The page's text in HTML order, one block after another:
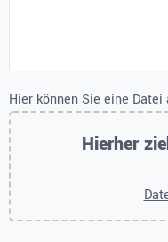
Hier können Sie eine
Hierher